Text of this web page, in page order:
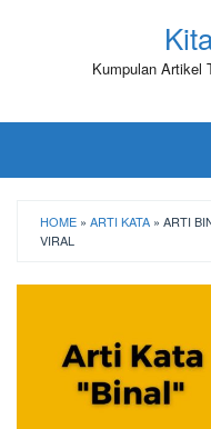
Kumpulan Artikel
HOME » ARTI KATA » ARTI
VIRAL